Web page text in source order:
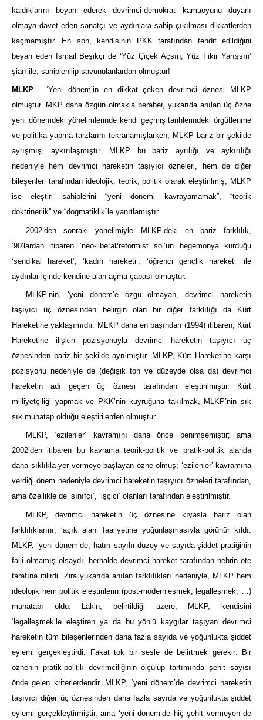
kaldıklarını beyan ederek devrimci-demokrat kamuoyunu duyarlı
olmaya davet eden sanatçı ve aydınlara sahip çıkılması dikkatlerden
kaçmamıştır. En son, kendisinin PKK tarafından tehdit edildiğini
beyan eden İsmail Beşikçi de ‘Yüz Çiçek Açsın, Yüz Fikir Yarışsın’
şiarı ile, sahiplenilip savunulanlardan olmuştur!
MLKP… ‘Yeni dönem’in en dikkat çeken devrimci öznesi MLKP
olmuştur. MKP daha özgün olmakla beraber, yukarıda anılan üç özne
yeni dönemdeki yönelimlerinde kendi geçmiş tarihlerindeki örgütlenme
ve politika yapma tarzlarını tekrarlamışlarken, MLKP bariz bir şekilde
ayrışmış, aykırılaşmıştır. MLKP bu bariz ayrılığı ve aykırılığı
nedeniyle hem devrimci hareketin taşıyıcı özneleri, hem de diğer
bileşenleri tarafından ideolojik, teorik, politik olarak eleştirilmiş, MLKP
ise eleştiri sahiplerini “yeni dönemi kavrayamamak”, “teorik
doktrinerlik” ve “dogmatiklik”le yanıtlamıştır.
2002’den sonraki yönelimiyle MLKP’deki en bariz farklılık,
‘90’lardan itibaren ‘neo-liberal/reformist sol’un hegemonya kurduğu
‘sendikal hareket’, ‘kadın hareketi’, ‘öğrenci gençlik hareketi’ ile
aydınlar içinde kendine alan açma çabası olmuştur.
MLKP’nin, ‘yeni dönem’e özgü olmayan, devrimci hareketin
taşıyıcı üç öznesinden belirgin olan bir diğer farklılığı da Kürt
Hareketine yaklaşımıdır. MLKP daha en başından (1994) itibaren, Kürt
Hareketine ilişkin pozisyonuyla devrimci hareketin taşıyıcı üç
öznesinden bariz bir şekilde ayrılmıştır. MLKP, Kürt Hareketine karşı
pozisyonu nedeniyle de (değişik ton ve düzeyde olsa da) devrimci
hareketin adı geçen üç öznesi tarafından eleştirilmiştir. Kürt
milliyetçiliği yapmak ve PKK’nin kuyruğuna takılmak, MLKP’nin sık
sık muhatap olduğu eleştirilerden olmuştur.
MLKP, ‘ezilenler’ kavramını daha önce benimsemiştir; ama
2002’den itibaren bu kavrama teorik-politik ve pratik-politik alanda
daha sıklıkla yer vermeye başlayan özne olmuş; ‘ezilenler’ kavramına
verdiği önem nedeniyle devrimci hareketin taşıyıcı özneleri tarafından,
ama özellikle de ‘sınıfçı’, ‘işçici’ olanları tarafından eleştirilmiştir.
MLKP, devrimci hareketin üç öznesine kıyasla bariz olan
farklılıklarını, ‘açık alan’ faaliyetine yoğunlaşmasıyla görünür kıldı.
MLKP, ‘yeni dönem’de, hatırı sayılır düzey ve sayıda şiddet pratiğinin
faili olmamış olsaydı, herhalde devrimci hareket tarafından nehrin öte
tarafına itilirdi. Zira yukarıda anılan farklılıkları nedeniyle, MLKP hem
ideolojik hem politik eleştirilerin (post-modernleşmek, legalleşmek, …)
muhatabı oldu. Lakin, belirtildiği üzere, MLKP, kendisini
‘legalleşmek’le eleştiren ya da bu yönlü kaygılar taşıyan devrimci
hareketin tüm bileşenlerinden daha fazla sayıda ve yoğunlukta şiddet
eylemi gerçekleştirdi. Fakat tok bir sesle de belirtmek gerekir: Bir
öznenin pratik-politik devrimciliğinin ölçülüp tartımında şehit sayısı
önde gelen kriterlerdendir. MLKP, ‘yeni dönem’de devrimci hareketin
taşıyıcı diğer üç öznesinden daha fazla sayıda ve yoğunlukta şiddet
eylemi gerçekleştirmiştir, ama ‘yeni dönem’de hiç şehit vermeyen de